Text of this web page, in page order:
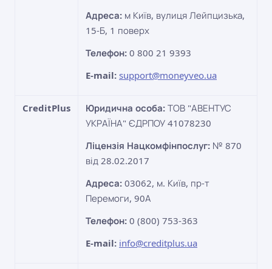
Адреса: м Київ, вулиця Лейпцизька,
15-Б, 1 поверх
Телефон: 0 800 21 9393
E-mail: support@moneyveo.ua
CreditPlus Юридична особа: ТОВ "АВЕНТУС
УКРАЇНА" ЄДРПОУ 41078230
Ліцензія Нацкомфінпослуг: № 870
від 28.02.2017
Адреса: 03062, м. Київ, пр-т
Перемоги, 90А
Телефон: 0 (800) 753-363
E-mail: info@creditplus.ua